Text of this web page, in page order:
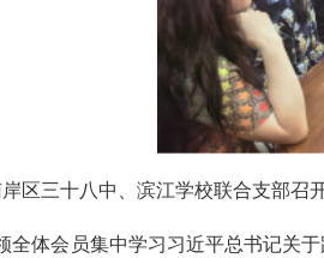
区三十八中、滨江学校联合支部召
全体会员集中学习习近平总书记关